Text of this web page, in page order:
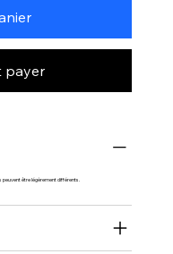
payer
peuvent être légèrement différents.